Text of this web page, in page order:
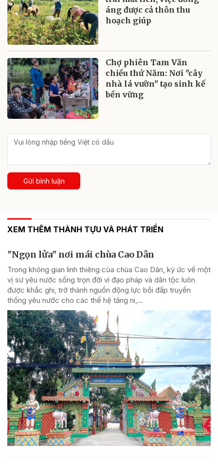
áng được cả thôn thu
hoạch giúp
Chợ phiên Tam Văn
chiều thứ Năm: Nơi "cây
nhà lá vườn" tạo sinh kế
bền vững
Gửi bình luận
XEM THÊM THÀNH TỰU VÀ PHÁT TRIỂN
"Ngọn lửa" nơi mái chùa Cao Dân
Trong không gian linh thiêng của chùa Cao Dân, ký ức về một
vị sư yêu nước sống trọn đời vì đạo pháp và dân tộc luôn
được khắc ghi, trở thành nguồn động lực bồi đắp truyền
thống yêu nước cho các thế hệ tăng ni,...